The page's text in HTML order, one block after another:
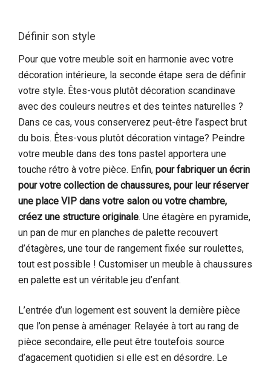
Définir son style
Pour que votre meuble soit en harmonie avec votre
décoration intérieure, la seconde étape sera de définir
votre style. Êtes-vous plutôt décoration scandinave
avec des couleurs neutres et des teintes naturelles ?
Dans ce cas, vous conserverez peut-être l’aspect brut
du bois. Êtes-vous plutôt décoration vintage? Peindre
votre meuble dans des tons pastel apportera une
touche rétro à votre pièce. Enfin, pour fabriquer un écrin
pour votre collection de chaussures, pour leur réserver
une place VIP dans votre salon ou votre chambre,
créez une structure originale. Une étagère en pyramide,
un pan de mur en planches de palette recouvert
d’étagères, une tour de rangement fixée sur roulettes,
tout est possible ! Customiser un meuble à chaussures
en palette est un véritable jeu d’enfant.
L’entrée d’un logement est souvent la dernière pièce
que l’on pense à aménager. Relayée à tort au rang de
pièce secondaire, elle peut être toutefois source
d’agacement quotidien si elle est en désordre. Le